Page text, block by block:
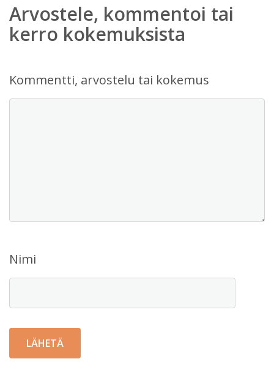
Arvostele, kommentoi tai
kerro kokemuksista
Kommentti, arvostelu tai kokemus
Nimi